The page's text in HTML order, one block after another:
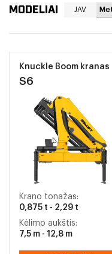
MODELIAI JAV
Knuckle Boom kranas
S6
Krano tonažas:
0,875 t - 2,29 t
Kėlimo aukštis:
7,5 m - 12,8 m